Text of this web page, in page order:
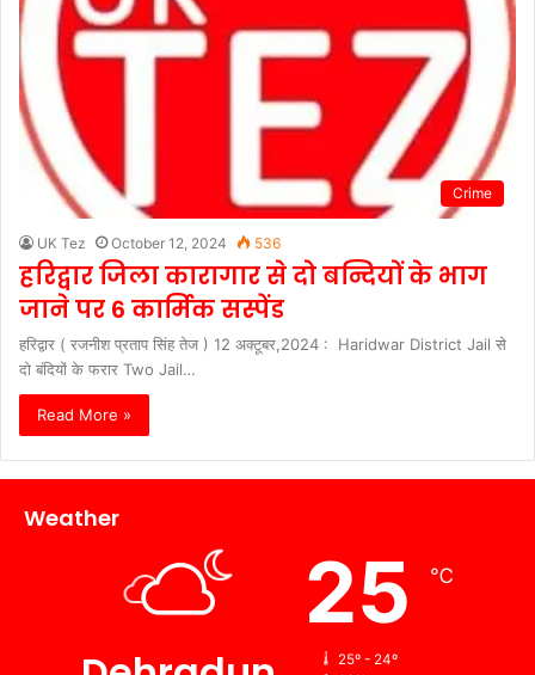
Crime
UK Tez October 12, 2024 536
हरिद्वार जिला कारागार से दो बन्दियों के भाग
जाने पर 6 कार्मिक सस्पेंड
हरिद्वार ( रजनीश प्रताप सिंह तेज ) 12 अक्टूबर,2024 : Haridwar District Jail से
दो बंदियों के फरार Two Jail…
Read More »
Weather
25 ℃
25º - 24º